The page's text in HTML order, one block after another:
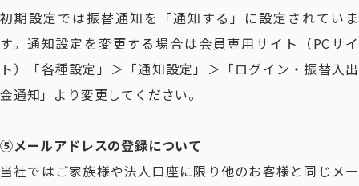
初期設定では振替通知を「通知する」に設定されていま
す。通知設定を変更する場合は会員専用サイト（PCサイ
ト）「各種設定」＞「通知設定」＞「ログイン・振替入出
金通知」より変更してください。
⑤メールアドレスの登録について
当社ではご家族様や法人口座に限り他のお客様と同じメー